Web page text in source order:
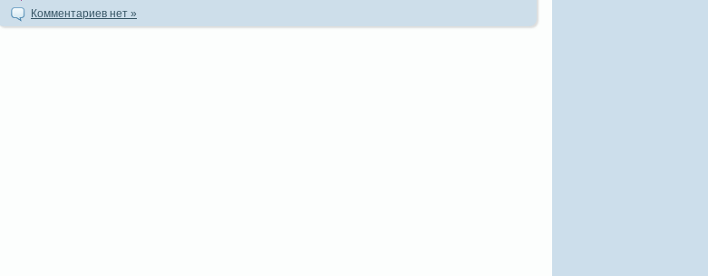
Комментариев нет »